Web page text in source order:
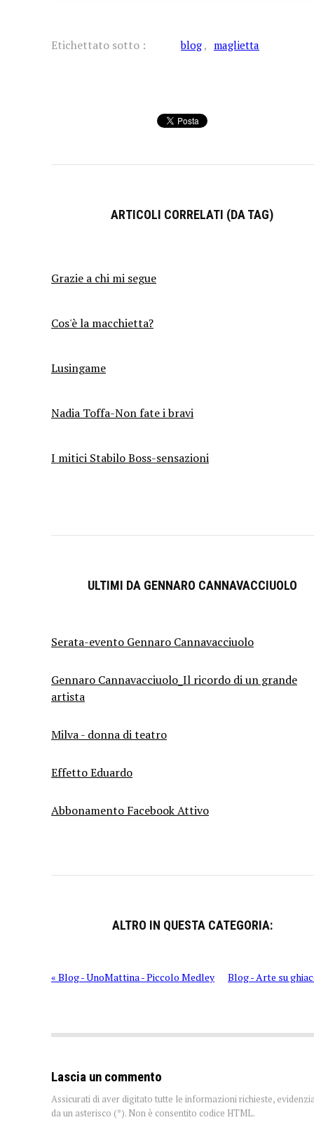
Etichettato sotto : blog maglietta
ARTICOLI CORRELATI (DA TAG)
Grazie a chi mi segue
Cos'è la macchietta?
Lusingame
Nadia Toffa-Non fate i bravi
I mitici Stabilo Boss-sensazioni
ULTIMI DA GENNARO CANNAVACCIUOLO
Serata-evento Gennaro Cannavacciuolo
Gennaro Cannavacciuolo_Il ricordo di un grande
artista
Milva - donna di teatro
Effetto Eduardo
Abbonamento Facebook Attivo
ALTRO IN QUESTA CATEGORIA:
« Blog - UnoMattina - Piccolo Medley Blog - Arte su
Lascia un commento
Assicurati di aver digitato tutte le informazioni richieste,
da un asterisco (*). Non è consentito codice HTML.